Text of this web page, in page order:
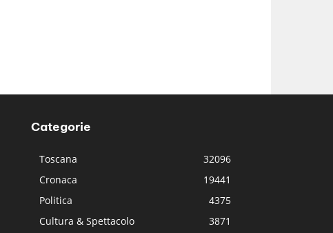
Categorie
Toscana
32096
Cronaca
19441
Politica
4375
Cultura & Spettacolo
3871